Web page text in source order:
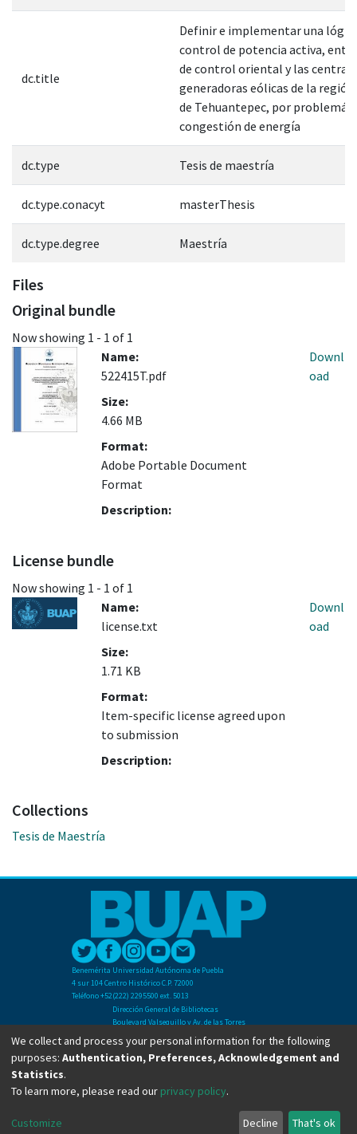
dc.title
Definir e implementar una
control de potencia activa,
de control oriental y las
generadoras eólicas de la
de Tehuantepec, por
congestión de energía
dc.type Tesis de maestría
dc.type.conacyt masterThesis
dc.type.degree Maestría
Files
Original bundle
Now showing 1 - 1 of 1
Name:
522415T.pdf
Size:
4.66 MB
Format:
Adobe Portable Document
Format
Description:
Downl
oad
License bundle
Now showing 1 - 1 of 1
Name:
license.txt
Size:
1.71 KB
Format:
Item-specific license agreed upon
to submission
Description:
Downl
oad
Collections
Tesis de Maestría
Benemérita Universidad Autónoma de Puebla
4 sur 104 Centro Histórico C.P. 72000
Teléfono +52(222) 2295500 ext. 5013
Dirección General de Bibliotecas
Boulevard Valsequillo y Av. de las Torres
Ciudad Universitaria. Col. San Manuel
C.P. 72570
Teléfono +52 (222) 2295500 Ext 2901
Copyright © Dirección General de Bibliotecas - BUAP 2024. All right reserved.
We collect and process your personal information for the following
purposes: Authentication, Preferences, Acknowledgement and
Statistics.
To learn more, please read our privacy policy.
Customize Decline That's ok